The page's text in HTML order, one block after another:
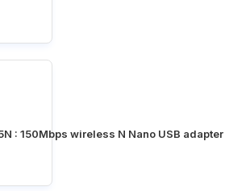
: 150Mbps wireless N Nano USB adapter